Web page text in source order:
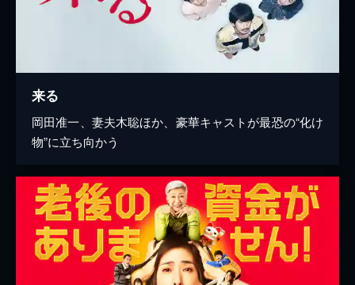
来る
岡田准一、妻夫木聡ほか、豪華キャストが最恐の“化け
物”に立ち向かう